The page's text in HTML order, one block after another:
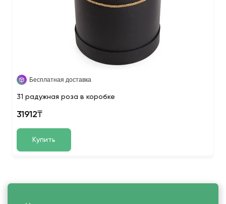
Бесплатная доставка
31 радужная роза в коробке
31912₸
Купить